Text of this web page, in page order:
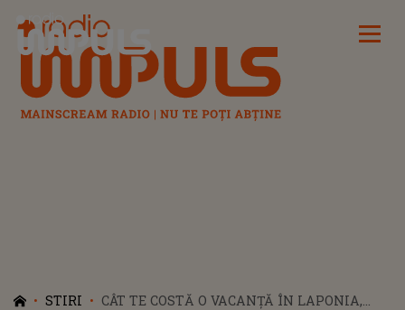
Radio Impuls
STIRI
CÂT TE COSTĂ O VACANȚĂ ÎN LAPONIA,